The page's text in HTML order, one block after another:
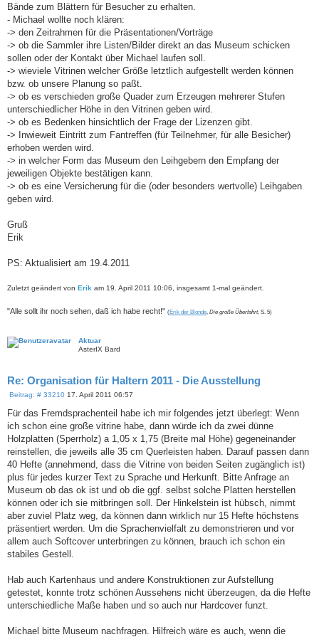
Bände zum Blättern für Besucher zu erhalten.
- Michael wollte noch klären:
-> den Zeitrahmen für die Präsentationen/Vorträge
-> ob die Sammler ihre Listen/Bilder direkt an das Museum schicken
sollen oder der Kontakt über Michael laufen soll.
-> wieviele Vitrinen welcher Größe letztlich aufgestellt werden können
bzw. ob unsere Planung so paßt.
-> ob es verschieden große Quader zum Erzeugen mehrerer Stufen
unterschiedlicher Höhe in den Vitrinen geben wird.
-> ob es Bedenken hinsichtlich der Frage der Lizenzen gibt.
-> Inwieweit Eintritt zum Fantreffen (für Teilnehmer, für alle Besicher)
erhoben werden wird.
-> in welcher Form das Museum den Leihgebern den Empfang der
jeweiligen Objekte bestätigen kann.
-> ob es eine Versicherung für die (oder besonders wertvolle) Leihgaben
geben wird.
Gruß
Erik
PS: Aktualisiert am 19.4.2011
Zuletzt geändert von Erik am 19. April 2011 10:06, insgesamt 1-mal geändert.
"Alle sollt ihr noch sehen, daß ich habe recht!" (Erik der Blonde, Die große Überfahrt, S. 5)
Aktuar
AsterIX Bard
Re: Organisation für Haltern 2011 - Die Ausstellung
Beitrag: # 33210B
i
r
a
g
17. April 2011 06:57
Für das Fremdsprachenteil habe ich mir folgendes jetzt überlegt: Wenn
ich schon eine große vitrine habe, dann würde ich da zwei dünne
Holzplatten (Sperrholz) a 1,05 x 1,75 (Breite mal Höhe) gegeneinander
reinstellen, die jeweils alle 35 cm Querleisten haben. Darauf passen dann
40 Hefte (annehmend, dass die Vitrine von beiden Seiten zugänglich ist)
plus für jedes kurzer Text zu Sprache und Herkunft. Bitte Anfrage an
Museum ob das ok ist und ob die ggf. selbst solche Platten herstellen
können oder ich sie mitbringen soll. Der Hinkelstein ist hübsch, nimmt
aber zuviel Platz weg, da können dann wirklich nur 15 Hefte höchstens
präsentiert werden. Um die Sprachenvielfalt zu demonstrieren und vor
allem auch Softcover unterbringen zu können, brauch ich schon ein
stabiles Gestell.
Hab auch Kartenhaus und andere Konstruktionen zur Aufstellung
getestet, konnte trotz schönen Aussehens nicht überzeugen, da die Hefte
unterschiedliche Maße haben und so auch nur Hardcover funzt.
Michael bitte Museum nachfragen. Hilfreich wäre es auch, wenn die